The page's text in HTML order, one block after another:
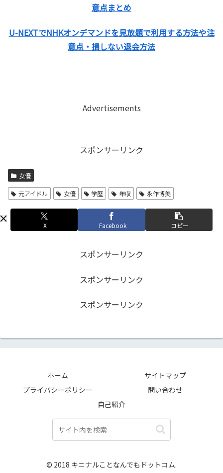
意点まとめ
U-NEXTでNHKオンデマンドを見放題で利用する方法や注
意点・損しない退会方法
Advertisements
スポンサーリンク
女優
元アイドル 女優 学歴 年収 永作博美
X Facebook コピー
スポンサーリンク
スポンサーリンク
スポンサーリンク
ホーム
サイトマップ
プライバシーポリシー
問い合わせ
自己紹介
© 2018 キニナルことなんでもドットコム.